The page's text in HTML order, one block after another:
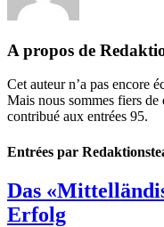
A propos de
Cet auteur n’a pas encore
Mais nous sommes fiers de
contribué aux entrées 95.
Entrées par
Das
Erfolg